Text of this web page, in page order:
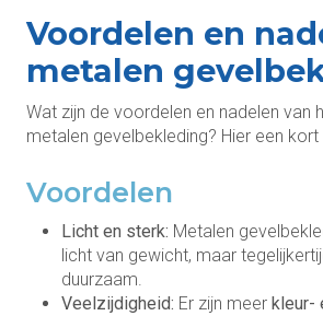
Voordelen en
metalen
Wat zijn de voordelen en nadelen van
metalen gevelbekleding? Hier een
Voordelen
Licht en sterk: Metalen
licht van gewicht, maar
duurzaam.
Veelzijdigheid: Er zijn meer kleur-